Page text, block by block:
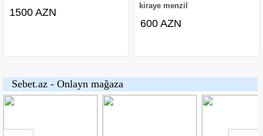
1500 AZN
kiraye menzil
600 AZN